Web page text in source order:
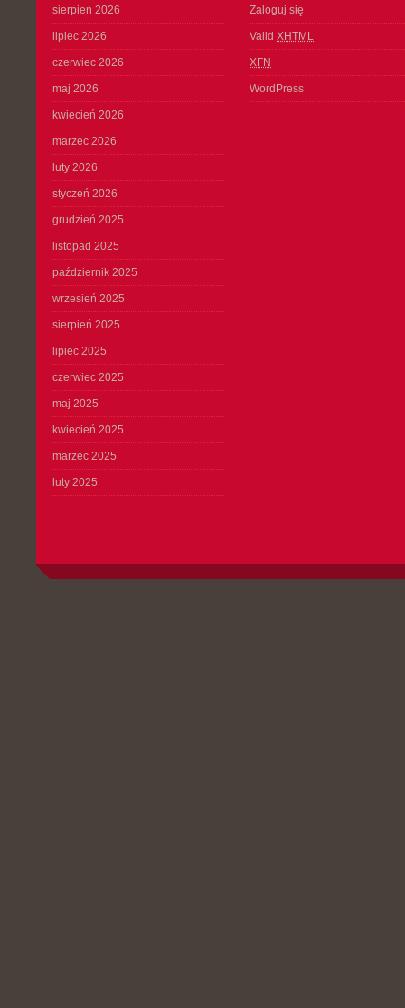
sierpień 2026
lipiec 2026
czerwiec 2026
maj 2026
kwiecień 2026
marzec 2026
luty 2026
styczeń 2026
grudzień 2025
listopad 2025
październik 2025
wrzesień 2025
sierpień 2025
lipiec 2025
czerwiec 2025
maj 2025
kwiecień 2025
marzec 2025
luty 2025
Zaloguj się
Valid XHTML
XFN
WordPress